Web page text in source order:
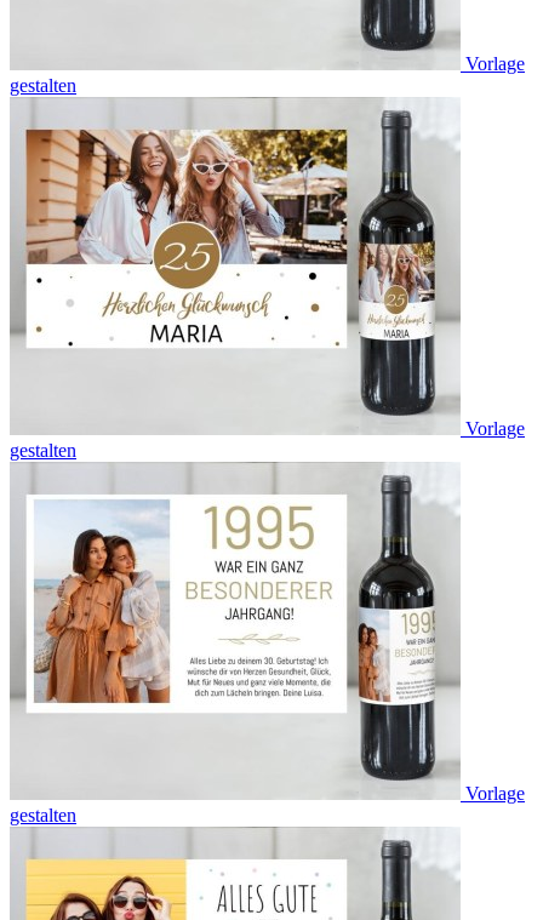
Vorlage
gestalten
Vorlage
gestalten
Vorlage
gestalten